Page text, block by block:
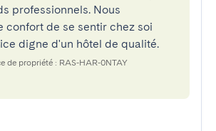
professionnels. Nous
confort de se sentir chez soi
digne d'un hôtel de qualité.
de propriété : RAS-HAR-0NTAY